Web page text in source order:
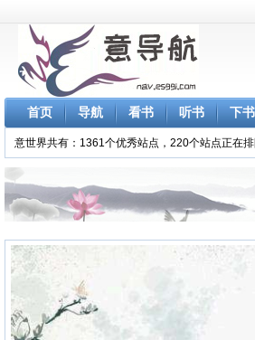
首页 导航 看书 听书 下书
意世界共有：1361个优秀站点，220个站点正在